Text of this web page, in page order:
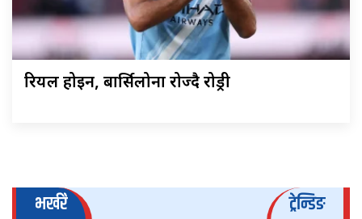
रियल होइन, बार्सिलोना रोज्दै रोड्री
भर्खरै ट्रेन्डिङ